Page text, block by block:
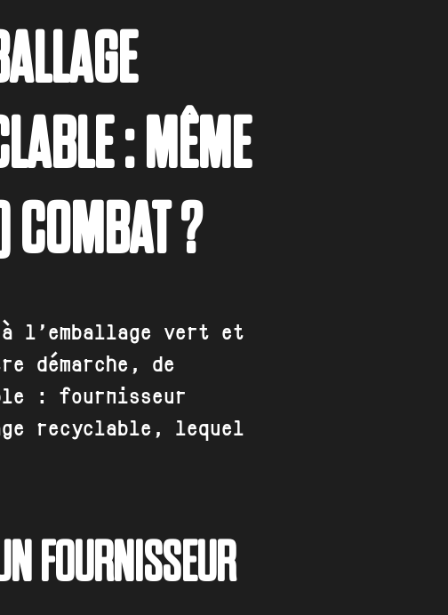
: MÊME
COMBAT ?
l’emballage vert et
démarche, de
: fournisseur
recyclable, lequel
FOURNISSEUR